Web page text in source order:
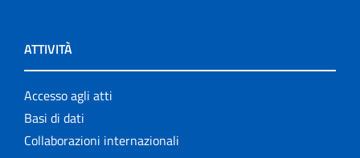
ATTIVITÀ
Accesso agli atti
Basi di dati
Collaborazioni internazionali